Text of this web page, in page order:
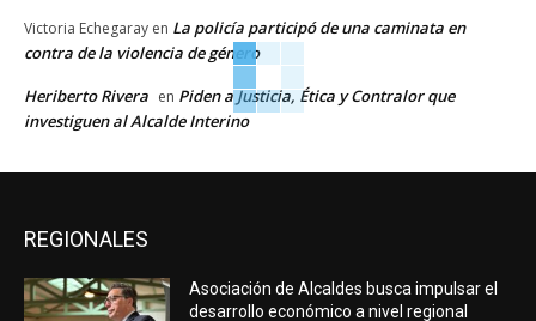
Victoria Echegaray en La policía participó de una caminata en
contra de la violencia de género
Heriberto Rivera en Piden a Justicia, Ética y Contralor que
investiguen al Alcalde Interino
REGIONALES
Asociación de Alcaldes busca impulsar el
desarrollo económico a nivel regional